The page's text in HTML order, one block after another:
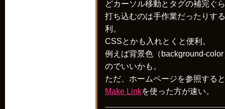
どカーソル移動とタグの補完ぐ
打ち込むのは手作業だったりす
利。
CSSとかも入れとくと便利。
例えば背景色（background-
のでいいかも。
ただ、ホームページを参照する
Make Linkを使った方が速い。